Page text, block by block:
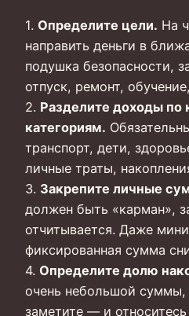
1. Определите цели. На
направить деньги в
подушка безопасности,
отпуск, ремонт,
2. Разделите доходы по
категориям.
транспорт, дети,
личные траты,
3. Закрепите личные
должен быть «карман»,
отчитывается. Даже
фиксированная сумма
4. Определите долю
очень небольшой суммы,
заметите — и